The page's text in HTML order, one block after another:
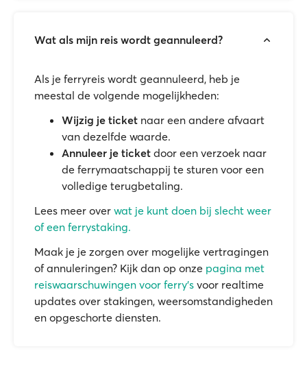
Wat als mijn reis wordt geannuleerd?
Als je ferryreis wordt geannuleerd, heb je
meestal de volgende mogelijkheden:
Wijzig je ticket naar een andere afvaart
van dezelfde waarde.
Annuleer je ticket door een verzoek naar
de ferrymaatschappij te sturen voor een
volledige terugbetaling.
Lees meer over wat je kunt doen bij slecht weer
of een ferrystaking.
Maak je je zorgen over mogelijke vertragingen
of annuleringen? Kijk dan op onze pagina met
reiswaarschuwingen voor ferry's voor realtime
updates over stakingen, weersomstandigheden
en opgeschorte diensten.